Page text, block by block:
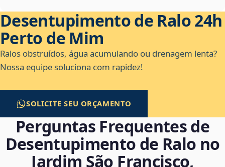
Desentupimento de Ralo 24h
Perto de Mim
Ralos obstruídos, água acumulando ou drenagem lenta?
Nossa equipe soluciona com rapidez!
SOLICITE SEU ORÇAMENTO
Perguntas Frequentes de
Desentupimento de Ralo no
Jardim São Francisco,